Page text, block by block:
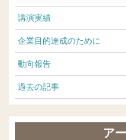
講演実績
企業目的達成のために
動向報告
過去の記事
ア